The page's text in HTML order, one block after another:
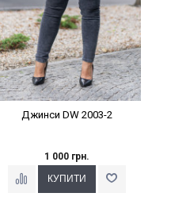
Джинси DW 2003-2
1 000 грн.